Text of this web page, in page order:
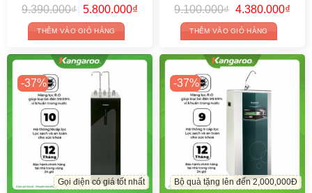
9.390.000₫ Original
was:
9.390.000₫.
5.800.000₫Current
5.800.000₫.
THÊM VÀO GIỎ HÀNG
9.100.000₫ Original
was:
9.100.000₫.
4.380.000₫
THÊM VÀO GIỎ HÀNG
-37%
Gọi điện có giá tốt nhất
-37%
Bộ quà tặng lên đến 2,000,000Đ